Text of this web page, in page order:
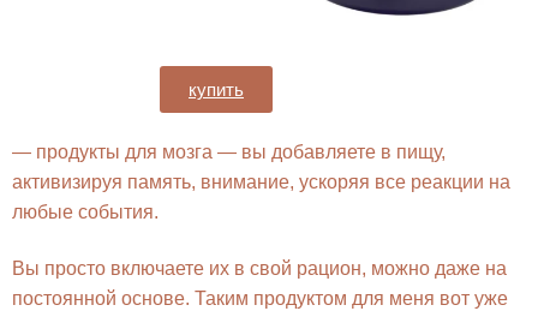
купить
— продукты для мозга — вы добавляете в пищу,
активизируя память, внимание, ускоряя все реакции на
любые события.
Вы просто включаете их в свой рацион, можно даже на
постоянной основе. Таким продуктом для меня вот уже